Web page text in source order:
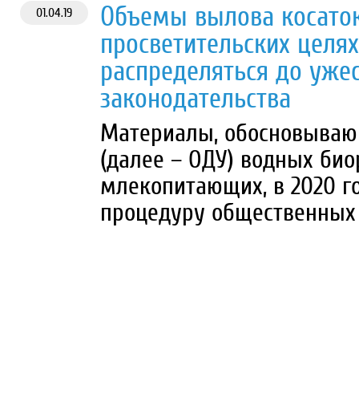
01.04.19
Объемы вылова
просветительских
распределяться до
законодательства
Материалы,
(далее – ОДУ) водных
млекопитающих, в 2020
процедуру